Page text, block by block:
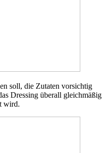
soll, die Zutaten vorsichtig
Dressing überall gleichmäßig
wird.